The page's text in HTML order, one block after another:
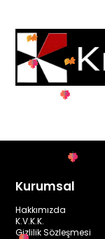
Kurumsal
Hakkımızda
K.V.K.K.
Gizlilik Sözleşmesi